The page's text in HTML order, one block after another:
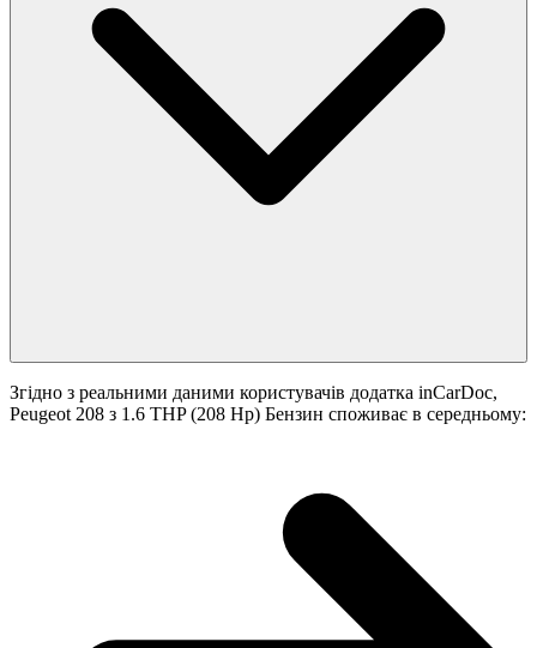
Згідно з реальними даними користувачів додатка inCarDoc,
Peugeot 208 з 1.6 THP (208 Hp) Бензин споживає в середньому: